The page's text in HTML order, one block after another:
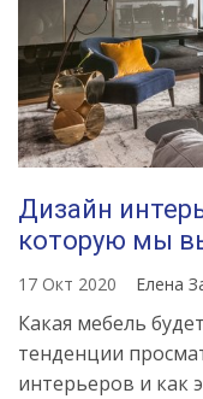
Дизайн
которую мы
17 Окт 2020 Елена
Какая мебель
тенденции
интерьеров и как